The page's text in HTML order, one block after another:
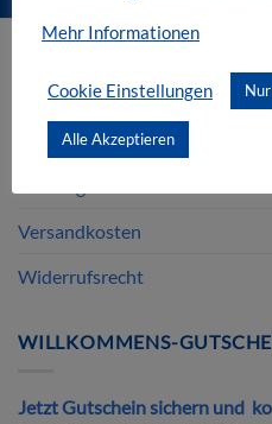
Kontakt
Versandkosten
Widerrufsrecht
WILLKOMMENS-
Jetzt Gutschein sichern und
Mehr Informationen
Cookie Einstellungen
Alle Akzeptieren